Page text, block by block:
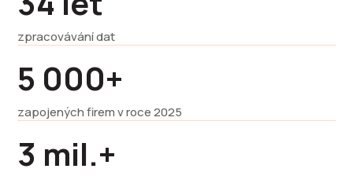
zpracovávání dat
5 000+
zapojených firem v roce 2025
3 mil.+